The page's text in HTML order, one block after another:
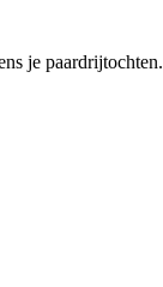
je paardrijtochten.